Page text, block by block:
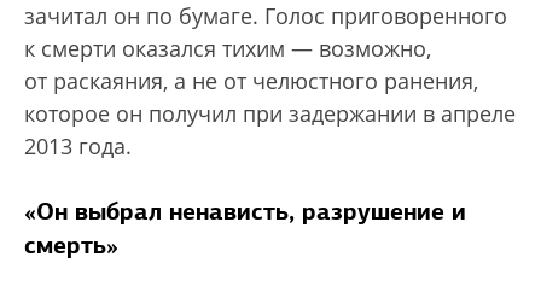
зачитал он по бумаге. Голос приговоренного
к смерти оказался тихим — возможно,
от раскаяния, а не от челюстного ранения,
которое он получил при задержании в апреле
2013 года.
«Он выбрал ненависть, разрушение и
смерть»